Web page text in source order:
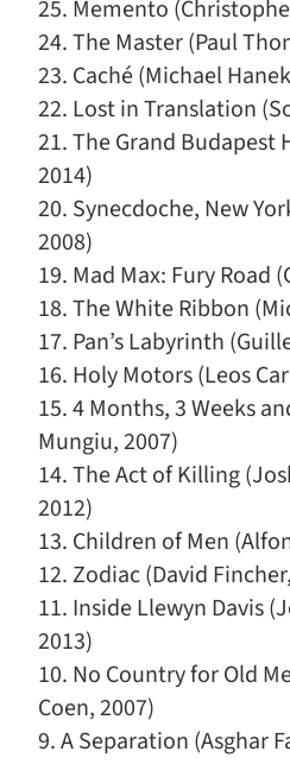
25. Memento
24. The Master (Paul
23. Caché (Michael
22. Lost in Translation
21. The Grand Budapest
2014)
20. Synecdoche, New
2008)
19. Mad Max: Fury Road
18. The White Ribbon
17. Pan’s Labyrinth
16. Holy Motors (Leos
15. 4 Months, 3 Weeks
Mungiu, 2007)
14. The Act of Killing
2012)
13. Children of Men
12. Zodiac (David
11. Inside Llewyn Davis
2013)
10. No Country for Old
Coen, 2007)
9. A Separation (Asghar